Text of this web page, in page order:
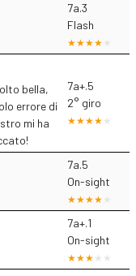
7a.3
Flash
bella,
errore di
mi ha
7a+.5
2° giro
7a.5
On-sight
7a+.1
On-sight